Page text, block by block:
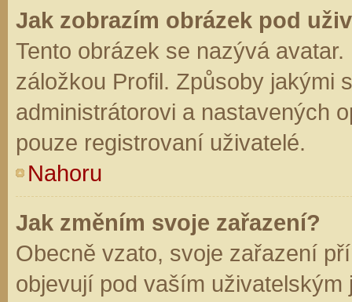
Jak zobrazím obrázek pod
Tento obrázek se nazývá
záložkou Profil. Způsoby jakými
administrátorovi a nastavených
pouze registrovaní uživatelé.
Nahoru
Jak změním svoje zařazení?
Obecně vzato, svoje zařazení
objevují pod vaším